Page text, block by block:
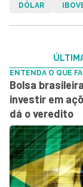
DÓLAR
ENTENDA O QUE
Bolsa
investir em
dá o veredito